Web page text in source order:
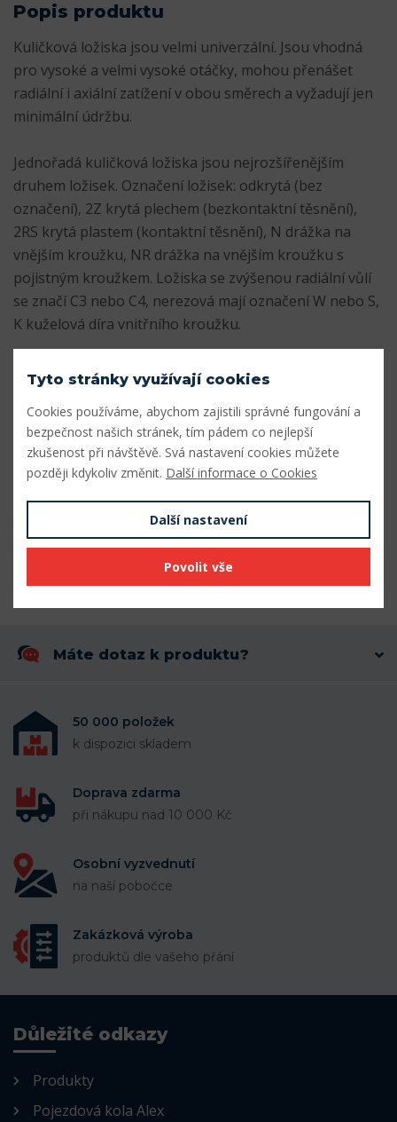
Popis produktu
Kuličková ložiska jsou velmi univerzální. Jsou vhodná
pro vysoké a velmi vysoké otáčky, mohou přenášet
radiální i axiální zatížení v obou směrech a vyžadují jen
minimální údržbu.
Jednořadá kuličková ložiska jsou nejrozšířenějším
druhem ložisek. Označení ložisek: odkrytá (bez
označení), 2Z krytá plechem (bezkontaktní těsnění),
2RS krytá plastem (kontaktní těsnění), N drážka na
vnějším kroužku, NR drážka na vnějším kroužku s
pojistným kroužkem. Ložiska se zvýšenou radiální vůlí
se značí C3 nebo C4, nerezová mají označení W nebo S,
K kuželová díra vnitřního kroužku.
Dokumenty
rozmery_lozisek_rada_608.pdf Stáhnout
Parametry
Vnitřní průměr (mm) 6
Vnější průměr (mm) 19
Máte dotaz k produktu?
50 000 položek
k dispozici skladem
Doprava zdarma
při nákupu nad 10 000 Kč
Osobní vyzvednutí
na naší pobočce
Zakázková výroba
produktů dle vašeho přání
Důležité odkazy
Produkty
Pojezdová kola Alex
Tyto stránky využívají cookies
Cookies používáme, abychom zajistili správné fungování a
bezpečnost našich stránek, tím pádem co nejlepší
zkušenost při návštěvě. Svá nastavení cookies můžete
později kdykoliv změnit. Další informace o Cookies
Další nastavení
Povolit vše